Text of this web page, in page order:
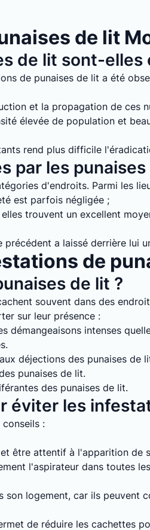
de lit
de lit sont-elles
de punaises de lit a été
et la propagation de ces
élevée de population et
rend plus difficile
par les
d'endroits. Parmi les
est parfois négligée ;
trouvent un excellent
a laissé derrière lui
de
de lit ?
souvent dans des
sur leur présence :
démangeaisons intenses
déjections des punaises de
punaises de lit.
des punaises de lit.
éviter les
:
être attentif à l'apparition de
l'aspirateur dans toutes
son logement, car ils peuvent
de réduire les cachettes